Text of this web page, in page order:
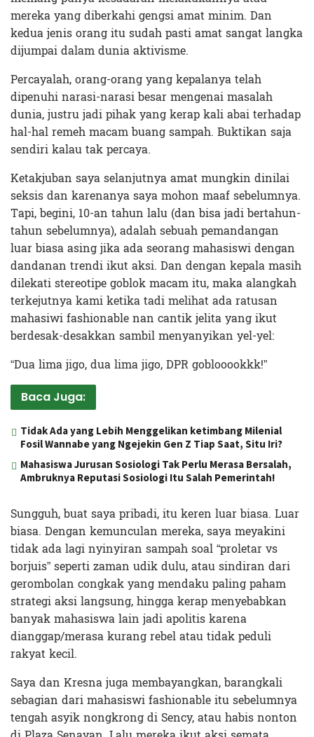
mereka yang diberkahi gengsi amat minim. Dan
kedua jenis orang itu sudah pasti amat sangat langka
dijumpai dalam dunia aktivisme.
Percayalah, orang-orang yang kepalanya telah
dipenuhi narasi-narasi besar mengenai masalah
dunia, justru jadi pihak yang kerap kali abai terhadap
hal-hal remeh macam buang sampah. Buktikan saja
sendiri kalau tak percaya.
Ketakjuban saya selanjutnya amat mungkin dinilai
seksis dan karenanya saya mohon maaf sebelumnya.
Tapi, begini, 10-an tahun lalu (dan bisa jadi bertahun-
tahun sebelumnya), adalah sebuah pemandangan
luar biasa asing jika ada seorang mahasiswi dengan
dandanan trendi ikut aksi. Dan dengan kepala masih
dilekati stereotipe goblok macam itu, maka alangkah
terkejutnya kami ketika tadi melihat ada ratusan
mahasiwi fashionable nan cantik jelita yang ikut
berdesak-desakkan sambil menyanyikan yel-yel:
“Dua lima jigo, dua lima jigo, DPR goblooookkk!”
Baca Juga:
Tidak Ada yang Lebih Menggelikan ketimbang Milenial
Fosil Wannabe yang Ngejekin Gen Z Tiap Saat, Situ Iri?
Mahasiswa Jurusan Sosiologi Tak Perlu Merasa Bersalah,
Ambruknya Reputasi Sosiologi Itu Salah Pemerintah!
Sungguh, buat saya pribadi, itu keren luar biasa. Luar
biasa. Dengan kemunculan mereka, saya meyakini
tidak ada lagi nyinyiran sampah soal “proletar vs
borjuis” seperti zaman udik dulu, atau sindiran dari
gerombolan congkak yang mendaku paling paham
strategi aksi langsung, hingga kerap menyebabkan
banyak mahasiswa lain jadi apolitis karena
dianggap/merasa kurang rebel atau tidak peduli
rakyat kecil.
Saya dan Kresna juga membayangkan, barangkali
sebagian dari mahasiswi fashionable itu sebelumnya
tengah asyik nongkrong di Sency, atau habis nonton